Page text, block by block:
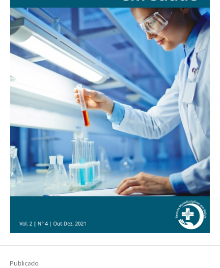
Publicado